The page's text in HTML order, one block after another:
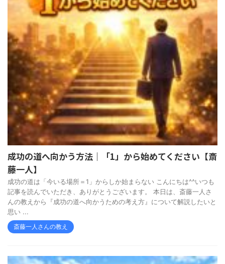
成功の道へ向かう方法｜「1」から始めてください【斎
藤一人】
成功の道は「今いる場所＝1」からしか始まらない こんにちは^^いつも
記事を読んでいただき、ありがとうございます。 本日は、斎藤一人さ
んの教えから『成功の道へ向かうための考え方』について解説したいと
思い ...
斎藤一人さんの教え